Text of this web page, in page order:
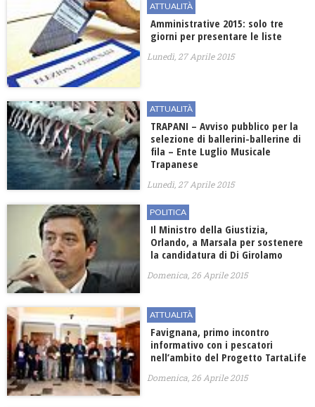
ATTUALITÀ
Amministrative 2015: solo tre
giorni per presentare le liste
Lunedì, 27 Aprile 2015
ATTUALITÀ
TRAPANI – Avviso pubblico per la
selezione di ballerini-ballerine di
fila – Ente Luglio Musicale
Trapanese
Lunedì, 27 Aprile 2015
POLITICA
Il Ministro della Giustizia,
Orlando, a Marsala per sostenere
la candidatura di Di Girolamo
Domenica, 26 Aprile 2015
ATTUALITÀ
Favignana, primo incontro
informativo con i pescatori
nell’ambito del Progetto TartaLife
Domenica, 26 Aprile 2015